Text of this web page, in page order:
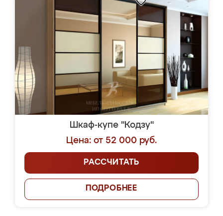
Шкаф-купе "Кодзу"
Цена: от 52 000 руб.
РАССЧИТАТЬ
ПОДРОБНЕЕ